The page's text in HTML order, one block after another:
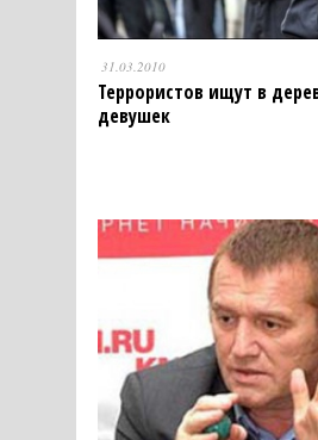
31.03.2010
Террористов ищут в
девушек